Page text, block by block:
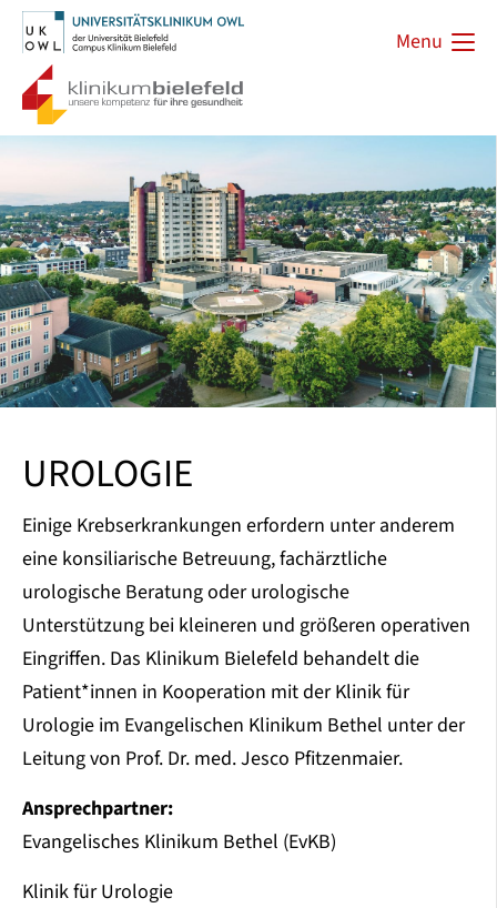
Menu
UROLOGIE
Einige Krebserkrankungen erfordern unter anderem
eine konsiliarische Betreuung, fachärztliche
urologische Beratung oder urologische
Unterstützung bei kleineren und größeren operativen
Eingriffen. Das Klinikum Bielefeld behandelt die
Patient*innen in Kooperation mit der Klinik für
Urologie im Evangelischen Klinikum Bethel unter der
Leitung von Prof. Dr. med. Jesco Pfitzenmaier.
Ansprechpartner:
Evangelisches Klinikum Bethel (EvKB)
Klinik für Urologie